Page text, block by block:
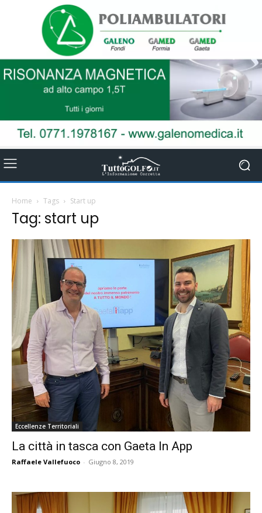
Home Tags Start up
Tag: start up
Eccellenze Territoriali
La città in tasca con Gaeta In App
Raffaele Vallefuoco - Giugno 8, 2019